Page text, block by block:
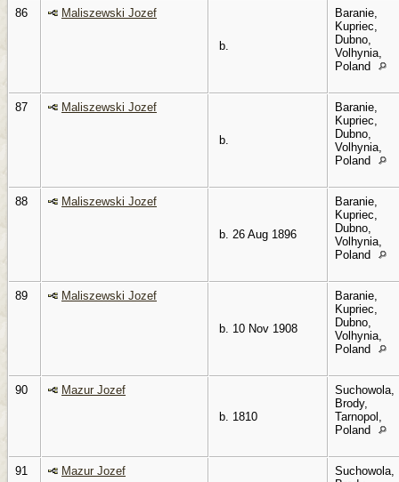
86 Maliszewski Jozef
b.
Baranie,
Kupriec,
Dubno,
Volhynia,
Poland
87 Maliszewski Jozef
b.
Baranie,
Kupriec,
Dubno,
Volhynia,
Poland
88 Maliszewski Jozef
b. 26 Aug 1896
Baranie,
Kupriec,
Dubno,
Volhynia,
Poland
89 Maliszewski Jozef
b. 10 Nov 1908
Baranie,
Kupriec,
Dubno,
Volhynia,
Poland
90
Mazur Jozef
b. 1810
Suchowola,
Brody,
Tarnopol,
Poland
91
Mazur Jozef
Suchowola,